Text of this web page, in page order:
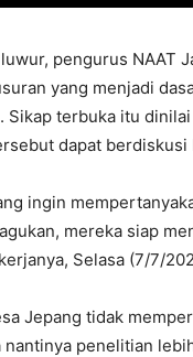
pengurus NAAT
yang menjadi
Sikap terbuka itu
dapat berdiskusi
ingin
mereka siap
Selasa (7/7/
Jepang tidak
nantinya penelitian